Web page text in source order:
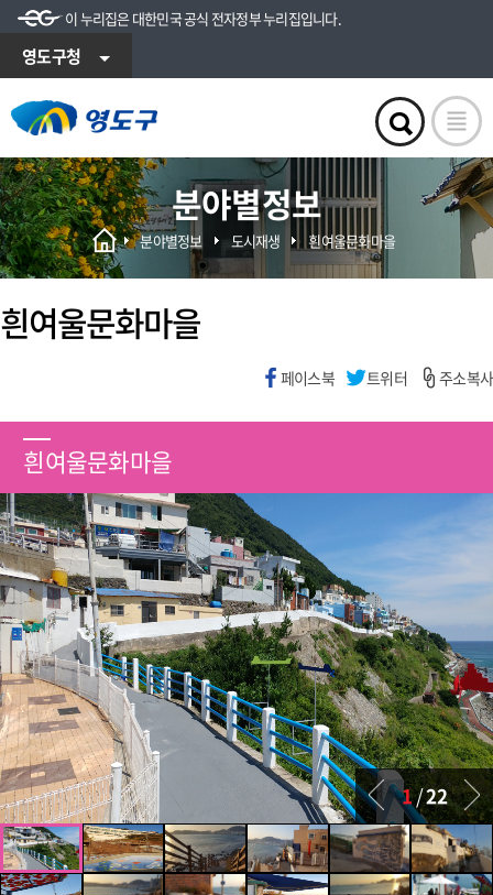
이 누리집은 대한민국 공식 전자정부 누리집입니다.
영도구청
분야별정보
분야별정보 도시재생 흰여울문화마을
흰여울문화마을
페이스북 트위터 주소복사
흰여울문화마을
1/22